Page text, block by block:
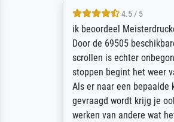
4.5 / 5
ik beoordeel Meisterdrucke
Door de 69505 beschikbare
scrollen is echter onbegonnen
stoppen begint het weer van
Als er naar een bepaalde
gevraagd wordt krijg je ook
werken van andere wat het